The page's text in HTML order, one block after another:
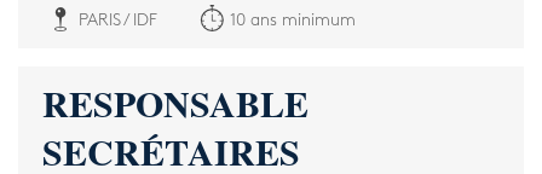
PARIS / IDF 10 ans minimum
RESPONSABLE
SECRÉTAIRES